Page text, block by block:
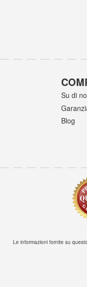
Su di
Blog
Le informazioni fornite su